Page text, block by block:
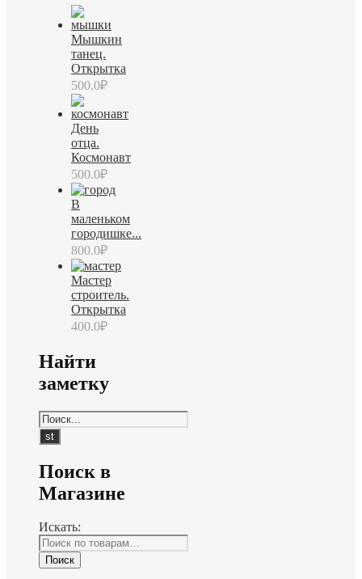
Мышкин
танец.
Открытка
500.0₽
День
отца.
Космонавт
500.0₽
В
маленьком
городишке...
800.0₽
Мастер
строитель.
Открытка
400.0₽
Найти
заметку
Поиск в
Магазине
Искать:
Поиск